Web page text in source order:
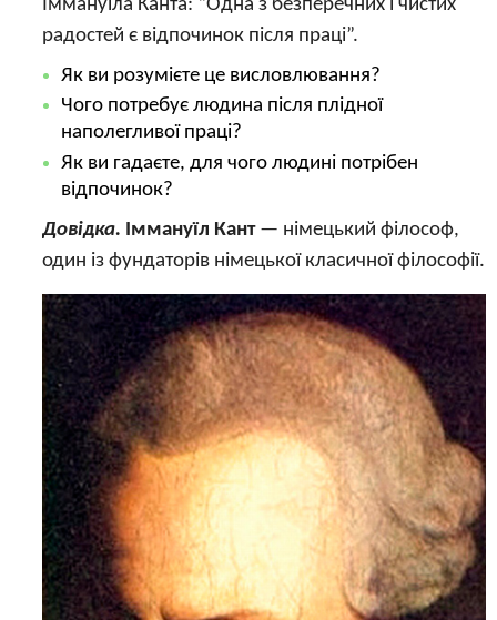
Іммануїла Канта: “Одна з безперечних і чистих
радостей є відпочинок після праці”.
Як ви розумієте це висловлювання?
Чого потребує людина після плідної
наполегливої праці?
Як ви гадаєте, для чого людині потрібен
відпочинок?
Довідка. Іммануїл Кант— німецький філософ,
один із фундаторів німецької класичної філософії.